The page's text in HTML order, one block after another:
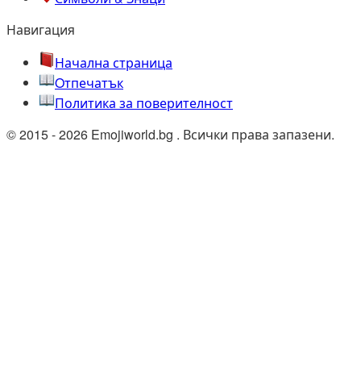
Навигация
Начална страница
Oтпечатък
Политика за поверителност
© 2015 - 2026 Emojiworld.bg . Всички права запазени.